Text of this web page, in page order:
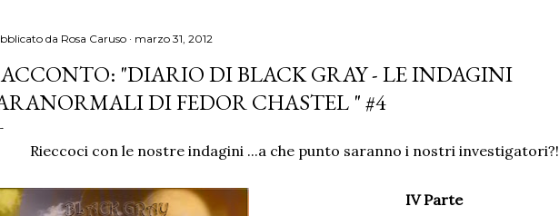
da Rosa Caruso marzo 31, 2012
"DIARIO DI BLACK GRAY - LE INDAGINI
DI FEDOR CHASTEL " #4
Rieccoci con le nostre indagini ...a che punto saranno i nostri investigatori?!
IV Parte